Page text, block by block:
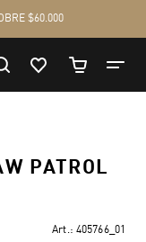
PATROL
Art.: 405766_01